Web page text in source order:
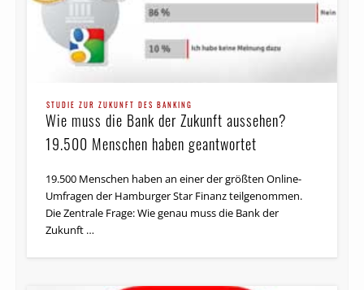
STUDIE ZUR ZUKUNFT DES BANKING
Wie muss die Bank der Zukunft aussehen?
19.500 Menschen haben geantwortet
19.500 Menschen haben an einer der größten Online-
Umfragen der Hamburger Star Finanz teilgenommen.
Die Zentrale Frage: Wie genau muss die Bank der
Zukunft …